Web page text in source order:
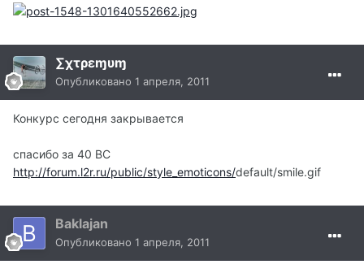
∑χτρεɱυɱ
Опубликовано 1 апреля, 2011
Конкурс сегодня закрывается
спасибо за 40 BC
http://forum.l2r.ru/public/style_emoticons/default/smile.gif
Baklajan
Опубликовано 1 апреля, 2011